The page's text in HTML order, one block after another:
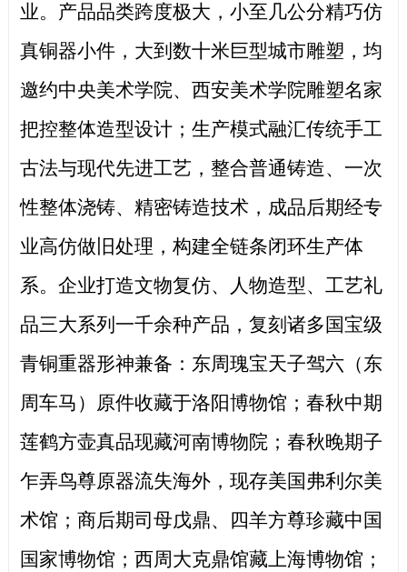
业。产品品类跨度极大，小至几公分精巧仿
真铜器小件，大到数十米巨型城市雕塑，均
邀约中央美术学院、西安美术学院雕塑名家
把控整体造型设计；生产模式融汇传统手工
古法与现代先进工艺，整合普通铸造、一次
性整体浇铸、精密铸造技术，成品后期经专
业高仿做旧处理，构建全链条闭环生产体
系。企业打造文物复仿、人物造型、工艺礼
品三大系列一千余种产品，复刻诸多国宝级
青铜重器形神兼备：东周瑰宝天子驾六（东
周车马）原件收藏于洛阳博物馆；春秋中期
莲鹤方壶真品现藏河南博物院；春秋晚期子
乍弄鸟尊原器流失海外，现存美国弗利尔美
术馆；商后期司母戊鼎、四羊方尊珍藏中国
国家博物馆；西周大克鼎馆藏上海博物馆；